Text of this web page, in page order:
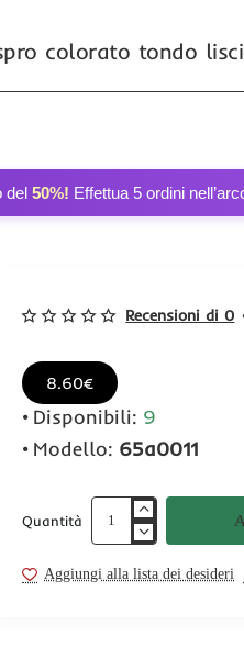
colorato tondo
del 50%! Effettua 5 ordini
Recensioni di 0
8.60€
Disponibili: 9
Modello: 65a0011
Quantità
Aggiungi alla lista dei desideri